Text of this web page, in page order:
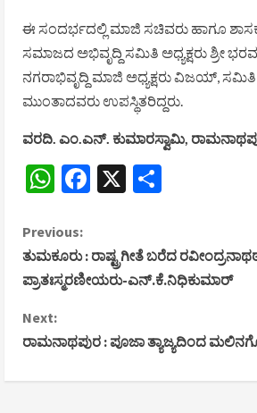
ಈ ಸಂದರ್ಭದಲ್ಲಿ ಮಾಜಿ ಸಚಿವರು ಹಾಗೂ
ಸಮಾಜದ ಅಭಿವೃದ್ದಿ ಸಮಿತಿ ಅಧ್ಯಕ್ಷರು ಶ್ರೀ
ನಗರಾಭಿವೃದ್ದಿ ಮಾಜಿ ಅಧ್ಯಕ್ಷರು ವಿಜಯ್, ಸಮಿತಿ
ಮುಂತಾದವರು ಉಪಸ್ಥಿತರಿದ್ದರು.
ವರದಿ. ಎಂ.ಎನ್. ಕುಮಾರಸ್ವಾಮಿ,
WhatsApp
Facebook
X
C
o
n
t
i
Previous:
ತುಮಕೂರು : ರಾಷ್ಟ್ರಗೀತೆ ಬರೆದ
ಪ್ರಾತಃಸ್ಮರಣೀಯರು-ಎನ್.ಕೆ.ನಿಧಿಕುಮಾರ್
Next:
ರಾಮನಾಥಪುರ : ಪೂಜಾ ತ್ಯಾಜ್ಯದಿಂದ